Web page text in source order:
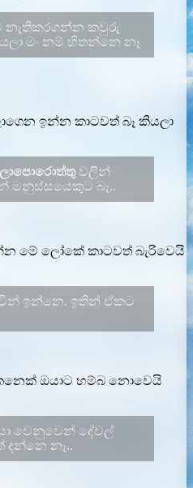
නැතිකරගන්න කවුරු
මං නම් හිතන්නෙ නෑ
ඉන්න කාටවත් බෑ කියලා
වලින්
මනුස්සයෙකුට බෑ..
මේ ලෝකේ කාටවත් බැරිවෙයි
ඉන්නෙ. ඉතින් ඒකට
ඔයාට හම්බ නොවෙයි
වෙනුවෙන් දේවල්
දන්නෙ නෑ..